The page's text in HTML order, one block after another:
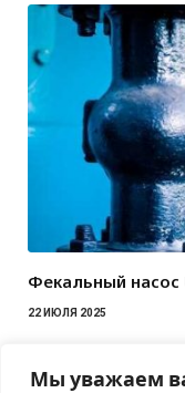
Мы уважаем
Фекальный насос
22 ИЮЛЯ 2025